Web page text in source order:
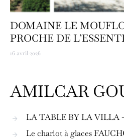
DOMAINE LE
PROCHE DE
16 avril 2026
AMILCAR
LA TABLE BY LA VILLA
Le chariot à glaces